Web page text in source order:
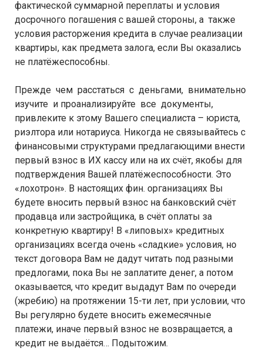
фактической суммарной переплаты и условия
досрочного погашения с вашей стороны, а также
условия расторжения кредита в случае реализации
квартиры, как предмета залога, если Вы оказались
не платёжеспособны.
Прежде чем расстаться с деньгами, внимательно
изучите и проанализируйте все документы,
привлеките к этому Вашего специалиста – юриста,
риэлтора или нотариуса. Никогда не связывайтесь с
финансовыми структурами предлагающими внести
первый взнос в ИХ кассу или на их счёт, якобы для
подтверждения Вашей платёжеспособности. Это
«лохотрон». В настоящих фин. организациях Вы
будете вносить первый взнос на банковский счёт
продавца или застройщика, в счёт оплаты за
конкретную квартиру! В «липовых» кредитных
организациях всегда очень «сладкие» условия, но
текст договора Вам не дадут читать под разными
предлогами, пока Вы не заплатите денег, а потом
оказывается, что кредит выдадут Вам по очереди
(жребию) на протяжении 15-ти лет, при условии, что
Вы регулярно будете вносить ежемесячные
платежи, иначе первый взнос не возвращается, а
кредит не выдаётся… Подытожим.